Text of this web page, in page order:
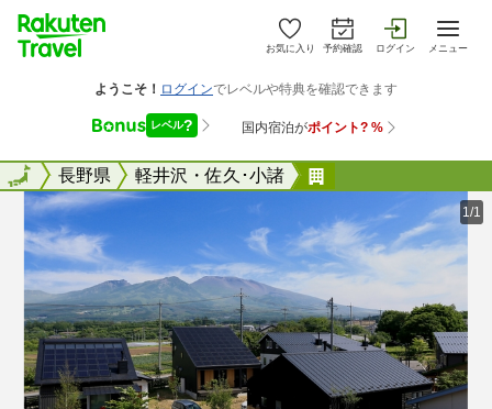
お気に入り 予約確認 ログイン メニュー
全国長野県 軽井沢・佐久･小諸
全国
1/1